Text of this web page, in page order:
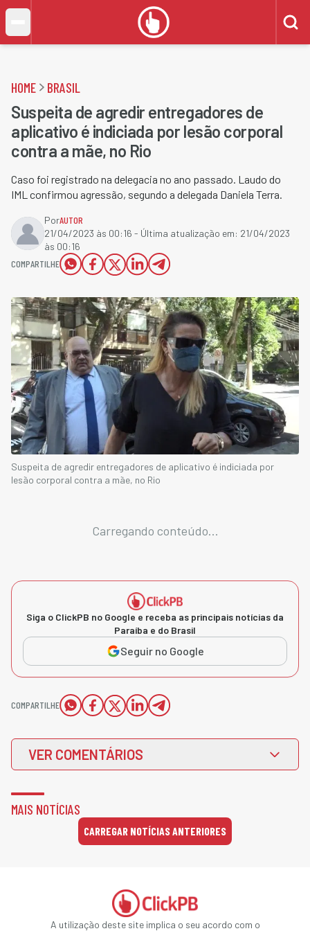
HOME BRASIL
Suspeita de agredir entregadores de
aplicativo é indiciada por lesão corporal
contra a mãe, no Rio
Caso foi registrado na delegacia no ano passado. Laudo do
IML confirmou agressão, segundo a delegada Daniela Terra.
PorAUTOR
21/04/2023 às 00:16 - Última atualização em: 21/04/2023
às 00:16
COMPARTILHE
Suspeita de agredir entregadores de aplicativo é indiciada por
lesão corporal contra a mãe, no Rio
Carregando conteúdo...
Siga o ClickPB no Google e receba as principais notícias da
Paraíba e do Brasil
Seguir no Google
COMPARTILHE
VER COMENTÁRIOS
MAIS NOTÍCIAS
CARREGAR NOTÍCIAS ANTERIORES
A utilização deste site implica o seu acordo com o